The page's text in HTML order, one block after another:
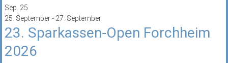
Sep. 25
25. September- 27. September
23. Sparkassen-Open Forchheim
2026